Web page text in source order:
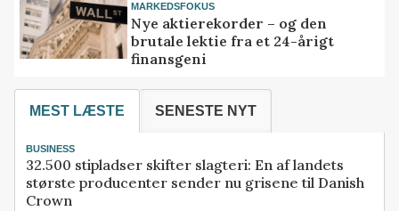
MARKEDSFOKUS
Nye aktierekorder – og den
brutale lektie fra et 24-årigt
finansgeni
MEST LÆSTE SENESTE NYT
BUSINESS
32.500 stipladser skifter slagteri: En af landets
største producenter sender nu grisene til Danish
Crown